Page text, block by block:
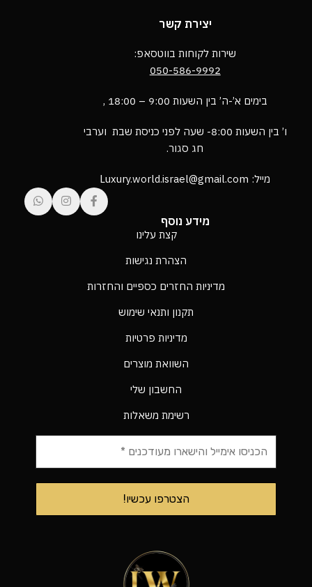
יצירת קשר
שירות לקוחות בווטסאפ:
050-586-9992
בימים א’-ה’ בין השעות 9:00 – 18:00 ,
ו’ בין השעות 8:00- שעה לפני כניסת שבת וערבי
חג סגור.
מייל: Luxury.world.israel@gmail.com
מידע נוסף
קצת עלינו
הצהרת נגישות
מדיניות החזרים כספיים והחזרות
תקנון ותנאי שימוש
מדיניות פרטיות
השוואת מוצרים
החשבון שלי
רשימת משאלות